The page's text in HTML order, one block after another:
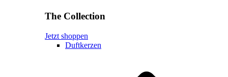
The Collection
Jetzt shoppen
Duftkerzen